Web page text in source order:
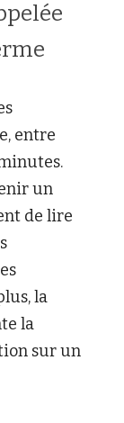
entre
un
de lire
la
la
sur un